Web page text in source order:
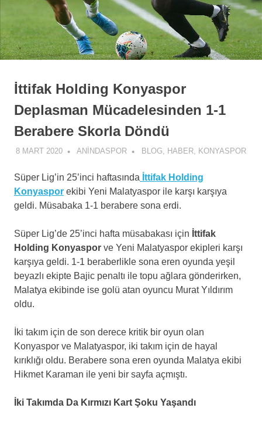
İttifak Holding Konyaspor
Deplasman Mücadelesinden 1-1
Berabere Skorla Döndü
8 MART 2020 ANINDASPOR BLOG, HABER, KONYASPOR
Süper Lig’in 25’inci haftasında İttifak Holding
Konyaspor ekibi Yeni Malatyaspor ile karşı karşıya
geldi. Müsabaka 1-1 berabere sona erdi.
Süper Lig’de 25’inci hafta müsabakası için İttifak
Holding Konyaspor ve Yeni Malatyaspor ekipleri karşı
karşıya geldi. 1-1 beraberlikle sona eren oyunda yeşil
beyazlı ekipte Bajic penaltı ile topu ağlara gönderirken,
Malatya ekibinde ise golü atan oyuncu Murat Yıldırım
oldu.
İki takım için de son derece kritik bir oyun olan
Konyaspor ve Malatyaspor, iki takım için de hayal
kırıklığı oldu. Berabere sona eren oyunda Malatya ekibi
Hikmet Karaman ile yeni bir sayfa açmıştı.
İki Takımda Da Kırmızı Kart Şoku Yaşandı